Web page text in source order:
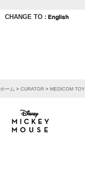
CHANGE TO :
ホーム > CURATOR > MEDICOM TOY